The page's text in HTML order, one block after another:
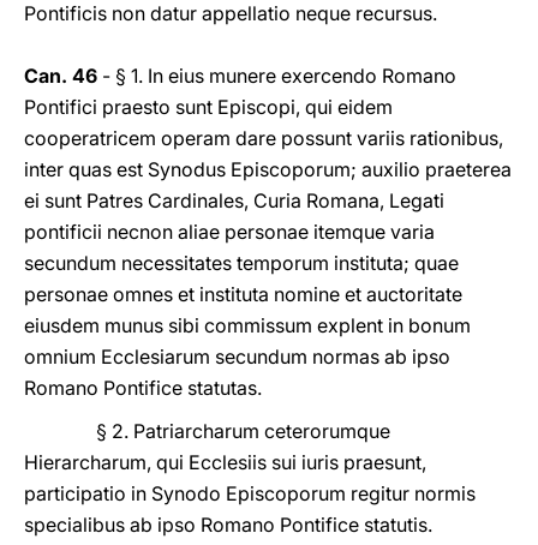
Pontificis non datur appellatio neque recursus.
Can. 46 - § 1. In eius munere exercendo Romano
Pontifici praesto sunt Episcopi, qui eidem
cooperatricem operam dare possunt variis rationibus,
inter quas est Synodus Episcoporum; auxilio praeterea
ei sunt Patres Cardinales, Curia Romana, Legati
pontificii necnon aliae personae itemque varia
secundum necessitates temporum instituta; quae
personae omnes et instituta nomine et auctoritate
eiusdem munus sibi commissum explent in bonum
omnium Ecclesiarum secundum normas ab ipso
Romano Pontifice statutas.
§ 2. Patriarcharum ceterorumque
Hierarcharum, qui Ecclesiis sui iuris praesunt,
participatio in Synodo Episcoporum regitur normis
specialibus ab ipso Romano Pontifice statutis.